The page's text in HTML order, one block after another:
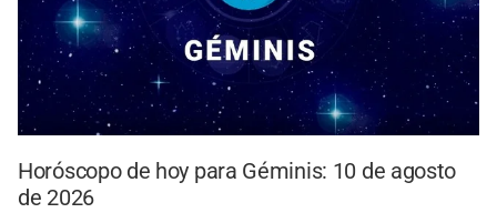
Horóscopo de hoy para Géminis: 10 de agosto
de 2026